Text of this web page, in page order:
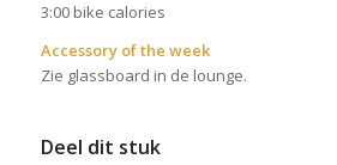
3:00 bike calories
Accessory of the week
Zie glassboard in de lounge.
Deel dit stuk